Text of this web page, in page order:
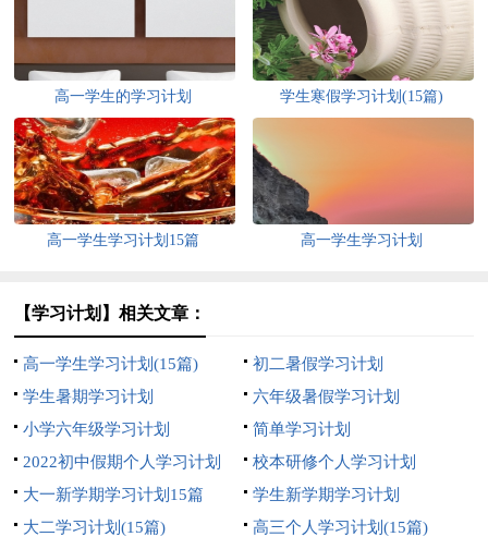
高一学生的学习计划 学生寒假学习计划(15篇)
高一学生学习计划15篇 高一学生学习计划
【学习计划】相关文章：
高一学生学习计划(15篇)
初二暑假学习计划
学生暑期学习计划
六年级暑假学习计划
小学六年级学习计划
简单学习计划
2022初中假期个人学习计划
校本研修个人学习计划
大一新学期学习计划15篇
学生新学期学习计划
大二学习计划(15篇)
高三个人学习计划(15篇)